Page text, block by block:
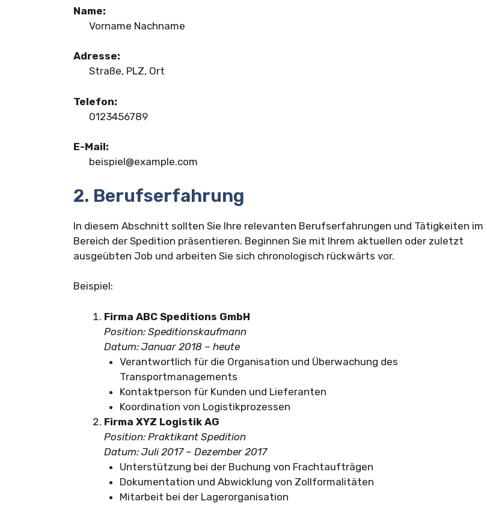
Name:
Vorname Nachname
Adresse:
Straße, PLZ, Ort
Telefon:
0123456789
E-Mail:
beispiel@example.com
2. Berufserfahrung
In diesem Abschnitt sollten Sie Ihre relevanten Berufserfahrungen und Tätigkeiten im
Bereich der Spedition präsentieren. Beginnen Sie mit Ihrem aktuellen oder zuletzt
ausgeübten Job und arbeiten Sie sich chronologisch rückwärts vor.
Beispiel:
Firma ABC Speditions GmbH
Position: Speditionskaufmann
Datum: Januar 2018 – heute
Verantwortlich für die Organisation und Überwachung des
Transportmanagements
Kontaktperson für Kunden und Lieferanten
Koordination von Logistikprozessen
Firma XYZ Logistik AG
Position: Praktikant Spedition
Datum: Juli 2017 – Dezember 2017
Unterstützung bei der Buchung von Frachtaufträgen
Dokumentation und Abwicklung von Zollformalitäten
Mitarbeit bei der Lagerorganisation